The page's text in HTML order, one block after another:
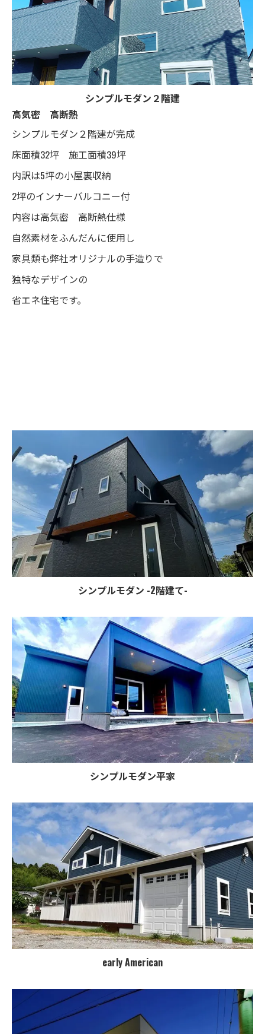
シンプルモダン２階建
高気密 高断熱
シンプルモダン２階建が完成
床面積32坪 施工面積39坪
内訳は5坪の小屋裏収納
2坪のインナーバルコニー付
内容は高気密 高断熱仕様
自然素材をふんだんに使用し
家具類も弊社オリジナルの手造りで
独特なデザインの
省エネ住宅です。
シンプルモダン -2階建て-
シンプルモダン平家
early American